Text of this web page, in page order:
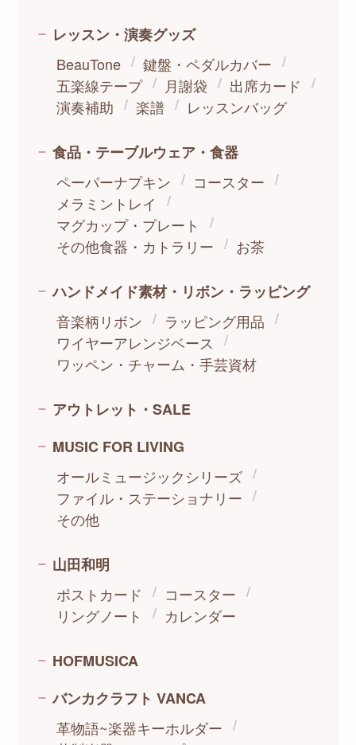
レッスン・演奏グッズ
BeauTone
鍵盤・ペダルカバー
五楽線テープ
月謝袋
出席カード
演奏補助
楽譜 レッスンバッグ
食品・テーブルウェア・食器
ペーパーナプキン
コースター
メラミントレイ
マグカップ・プレート
その他食器・カトラリー
お茶
ハンドメイド素材・リボン・ラッピング
音楽柄リボン
ラッピング用品
ワイヤーアレンジベース
ワッペン・チャーム・手芸資材
アウトレット・SALE
MUSIC FOR LIVING
オールミュージックシリーズ
ファイル・ステーショナリー
その他
山田和明
ポストカード
コースター
リングノート
カレンダー
HOFMUSICA
バンカクラフト VANCA
革物語~楽器キーホルダー